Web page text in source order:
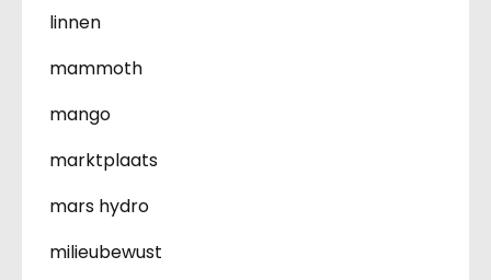
linnen
mammoth
mango
marktplaats
mars hydro
milieubewust